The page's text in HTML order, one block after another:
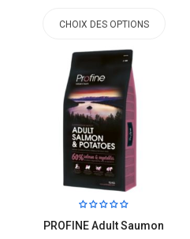
CHOIX DES OPTIONS
PROFINE Adult Saumon